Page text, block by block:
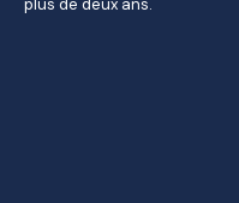
plus de deux ans.